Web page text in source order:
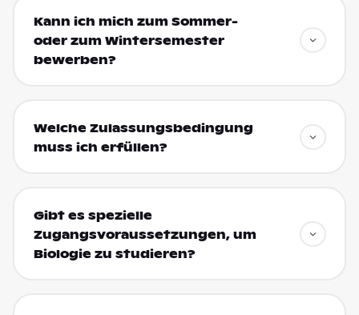
Kann ich mich zum Sommer-
oder zum Wintersemester
bewerben?
Welche Zulassungsbedingung
muss ich erfüllen?
Gibt es spezielle
Zugangsvoraussetzungen, um
Biologie zu studieren?